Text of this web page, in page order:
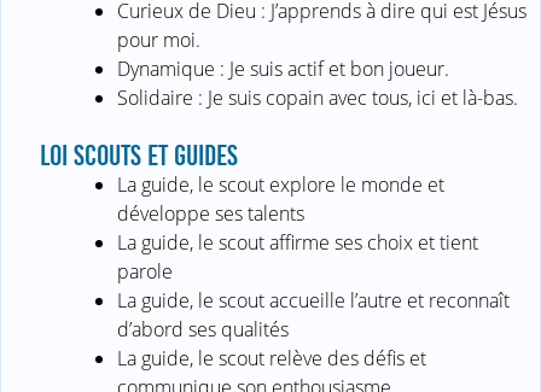
Curieux de Dieu : J’apprends à dire qui est Jésus
pour moi.
Dynamique : Je suis actif et bon joueur.
Solidaire : Je suis copain avec tous, ici et là-bas.
LOI SCOUTS ET GUIDES
La guide, le scout explore le monde et
développe ses talents
La guide, le scout affirme ses choix et tient
parole
La guide, le scout accueille l’autre et reconnaît
d’abord ses qualités
La guide, le scout relève des défis et